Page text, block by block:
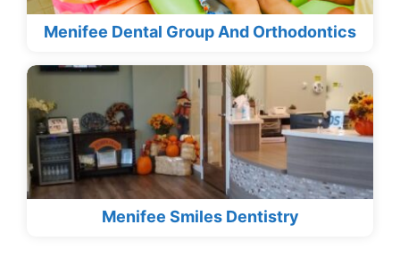
Menifee Dental Group And Orthodontics
Menifee Smiles Dentistry